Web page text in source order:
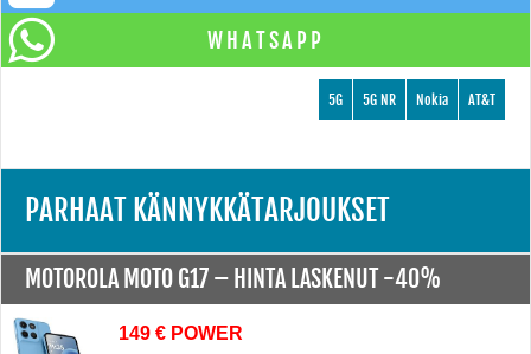
WHATSAPP
AT&T
Nokia
5G NR
5G
PARHAAT KÄNNYKKÄTARJOUKSET
MOTOROLA MOTO G17 – HINTA LASKENUT -40%
149 € POWER